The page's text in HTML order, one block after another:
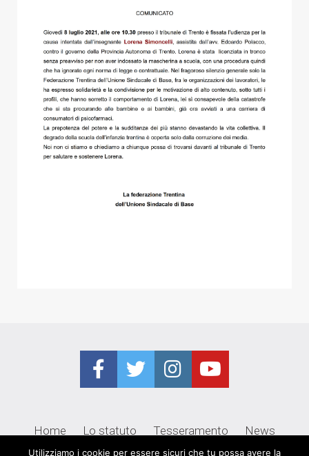
Home Lo statuto Tesseramento News
Utilizziamo i cookie per essere sicuri che tu possa avere la